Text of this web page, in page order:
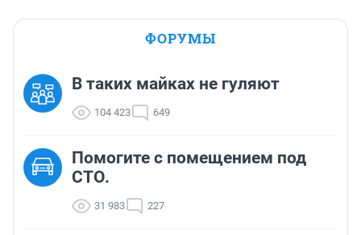
ФОРУМЫ
В таких майках не гуляют
104 423 649
Помогите с помещением под
СТО.
31 983 227